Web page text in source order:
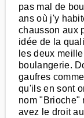
pas mal de
ans où j'y
chausson aux
idée de la
les deux
boulangerie.
gaufres
qu'ils en sont
nom "Brioche"
avez le droit